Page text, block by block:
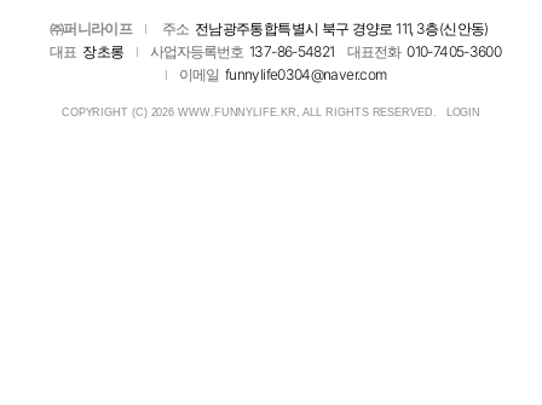
㈜퍼니라이프 주소 전남광주통합특별시 북구 경양로 111, 3층(신안동)
대표 장초롱 사업자등록번호 137-86-54821 대표전화 010-7405-3600
이메일 funnylife0304@naver.com
COPYRIGHT (C) 2026 WWW.FUNNYLIFE.KR, ALL RIGHTS RESERVED. LOGIN